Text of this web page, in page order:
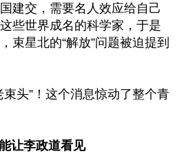
建交，需要名人效应给自己
些世界成名的科学家，于是
束星北的“解放”问题被迫提到
束头”！这个消息惊动了整个青
让李政道看见